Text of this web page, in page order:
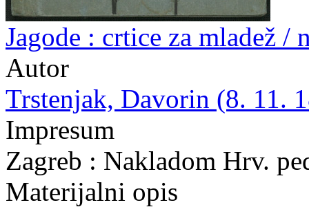
Jagode : crtice za mladež /
Autor
Trstenjak, Davorin (8. 11.
Impresum
Zagreb : Nakladom Hrv.
Materijalni opis